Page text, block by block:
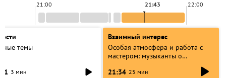
21:00 22:00
21:43
темы
3 мин
Взаимный интерес
Особая атмосфера и работа с
мастером: музыканты о
21:34 25 мин